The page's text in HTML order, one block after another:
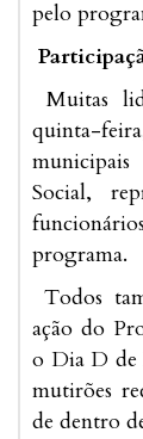
pelo
Muitas
quinta-
Social,
programa.
Todos
ação do
o Dia D de
mutirões
de dentro